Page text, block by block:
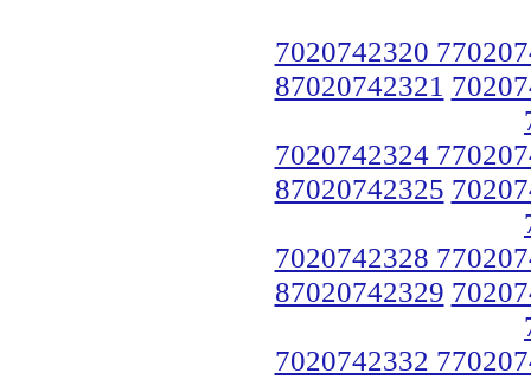
7020742320
87020742321
7020742324
87020742325
7020742328
87020742329
7020742332